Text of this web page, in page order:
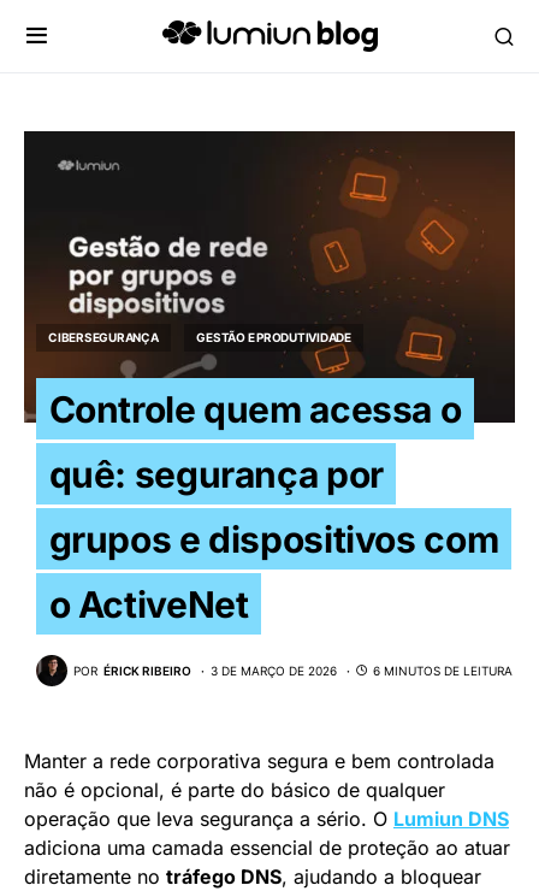
CIBERSEGURANÇA GESTÃO E PRODUTIVIDADE
Controle quem acessa o
quê: segurança por
grupos e dispositivos com
o ActiveNet
POR ÉRICK RIBEIRO 3 DE MARÇO DE 2026 6 MINUTOS DE LEITURA
Manter a rede corporativa segura e bem controlada
não é opcional, é parte do básico de qualquer
operação que leva segurança a sério. O Lumiun DNS
adiciona uma camada essencial de proteção ao atuar
diretamente no tráfego DNS, ajudando a bloquear